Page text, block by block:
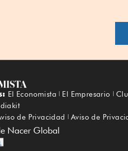
El Economista El Empresario
de Privacidad Aviso de
Nacer Global